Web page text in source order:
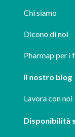
Chi siamo
Dicono di noi
Pharmap per i
Il nostro blog
Lavora con noi
Disponibilità